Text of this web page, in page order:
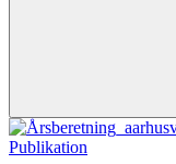
Publikation